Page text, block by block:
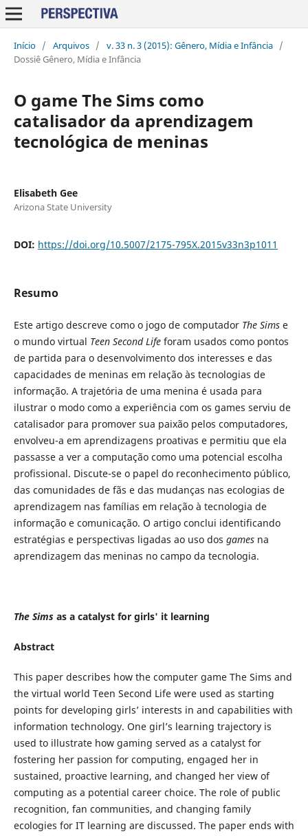
Início / Arquivos / v. 33 n. 3 (2015): Gênero, Mídia e Infância /
Dossiê Gênero, Mídia e Infância
O game The Sims como
catalisador da aprendizagem
tecnológica de meninas
Elisabeth Gee
Arizona State University
DOI: https://doi.org/10.5007/2175-795X.2015v33n3p1011
Resumo
Este artigo descreve como o jogo de computador The Sims e
o mundo virtual Teen Second Life foram usados como pontos
de partida para o desenvolvimento dos interesses e das
capacidades de meninas em relação às tecnologias de
informação. A trajetória de uma menina é usada para
ilustrar o modo como a experiência com os games serviu de
catalisador para promover sua paixão pelos computadores,
envolveu-a em aprendizagens proativas e permitiu que ela
passasse a ver a computação como uma potencial escolha
profissional. Discute-se o papel do reconhecimento público,
das comunidades de fãs e das mudanças nas ecologias de
aprendizagem nas famílias em relação à tecnologia de
informação e comunicação. O artigo conclui identificando
estratégias e perspectivas ligadas ao uso dos gamesna
aprendizagem das meninas no campo da tecnologia.
The Simsas a catalyst for girls' it learning
Abstract
This paper describes how the computer game The Sims and
the virtual world Teen Second Life were used as starting
points for developing girls’ interests in and capabilities with
information technology. One girl’s learning trajectory is
used to illustrate how gaming served as a catalyst for
fostering her passion for computing, engaged her in
sustained, proactive learning, and changed her view of
computing as a potential career choice. The role of public
recognition, fan communities, and changing family
ecologies for IT learning are discussed. The paper ends with